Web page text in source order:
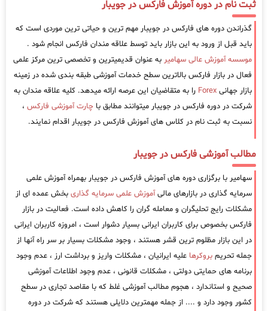
ثبت نام در دوره آموزش فارکس در جویبار
گذراندن دوره های فارکس در جویبار مهم ترین و حیاتی ترین موردی است که
باید قبل از ورود به این بازار باید توسط علاقه مندان فارکس انجام شود .
موسسه آموزش عالی سهامیر به عنوان قدیمیترین و تخصصی ترین مرکز علمی
فعال در بازار فارکس بالاترین سطح خدمات آموزشی طبقه بندی شده در زمینه
بازار جهانی Forex را به متقاضیان این عرصه ارائه میدهد. کلیه علاقه مندان به
شرکت در دوره فارکس در جویبار میتوانند مطابق با چارت آموزشی فارکس ،
نسبت به ثبت نام در کلاس های آموزش فارکس در جویبار اقدام نمایند.
مطالب آموزشی فارکس در جویبار
سهامیر با برگزاری دوره های آموزش فارکس در جویبار بهمراه آموزش علمی
سرمایه گذاری در بازارهای مالیآموزش علمی سرمایه گذاری بخش عمده ای از
مشکلات رایج تحلیگران و معامله گران را کاهش داده است. فعالیت در بازار
فارکس بخصوص برای کاربران ایرانی بسیار دشوار است ، امروزه کاربران ایرانی
در این بازار مظلوم ترین قشر هستند ، وجود مشکلات بسیار بر سر راه آنها از
جمله تحریم بروکرها علیه ایرانیان ، مشکلات واریز و برداشت ارز ، عدم وجود
برنامه های حمایتی دولتی ، مشکلات قانونی ، عدم وجود اطلاعات آموزشی
صحیح و استاندارد ، هجوم مطالب آموزشی غلط که با مقاصد تجاری در سطح
کشور وجود دارد و .... از جمله مهمترین دلایلی هستند که شرکت در دوره